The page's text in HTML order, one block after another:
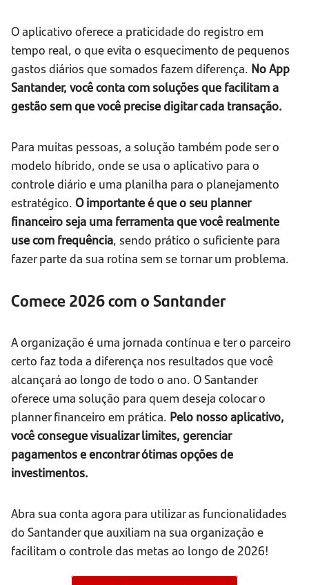
O aplicativo oferece a praticidade do registro em
tempo real, o que evita o esquecimento de pequenos
gastos diários que somados fazem diferença. No App
Santander, você conta com soluções que facilitam a
gestão sem que você precise digitar cada transação.
Para muitas pessoas, a solução também pode ser o
modelo híbrido, onde se usa o aplicativo para o
controle diário e uma planilha para o planejamento
estratégico. O importante é que o seu planner
financeiro seja uma ferramenta que você realmente
use com frequência, sendo prático o suficiente para
fazer parte da sua rotina sem se tornar um problema.
Comece 2026 com o Santander
A organização é uma jornada contínua e ter o parceiro
certo faz toda a diferença nos resultados que você
alcançará ao longo de todo o ano. O Santander
oferece uma solução para quem deseja colocar o
planner financeiro em prática. Pelo nosso aplicativo,
você consegue visualizar limites, gerenciar
pagamentos e encontrar ótimas opções de
investimentos.
Abra sua conta agora para utilizar as funcionalidades
do Santander que auxiliam na sua organização e
facilitam o controle das metas ao longo de 2026!